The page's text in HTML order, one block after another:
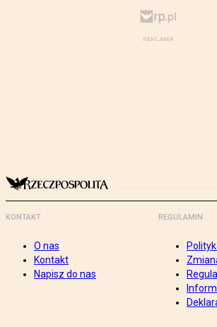
KONTAKT
O nas
Kontakt
Napisz do nas
REGULAMIN